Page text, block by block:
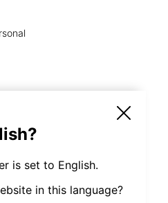
is set to English.
in this language?